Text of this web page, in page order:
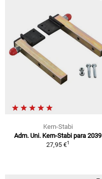
Kern-Stabi
Adm. Uni. Kern-Stabi para 2039
27,95 €1